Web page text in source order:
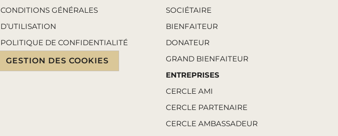
CONDITIONS GÉNÉRALES
D’UTILISATION
POLITIQUE DE CONFIDENTIALITÉ
GESTION DES COOKIES
SOCIÉTAIRE
BIENFAITEUR
DONATEUR
GRAND BIENFAITEUR
ENTREPRISES
CERCLE AMI
CERCLE PARTENAIRE
CERCLE AMBASSADEUR